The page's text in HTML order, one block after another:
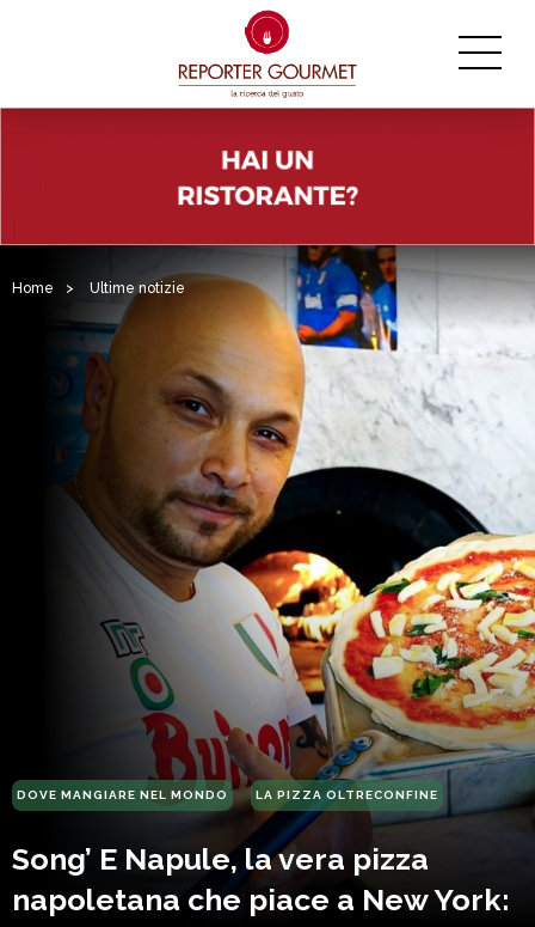
Home > Ultime notizie
DOVE MANGIARE NEL MONDO LA PIZZA OLTRECONFINE
Song’ E Napule, la vera pizza
napoletana che piace a New York: